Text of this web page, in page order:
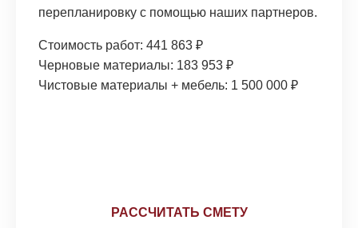
перепланировку с помощью наших партнеров.
Стоимость работ: 441 863 ₽
Черновые материалы: 183 953 ₽
Чистовые материалы + мебель: 1 500 000 ₽
РАССЧИТАТЬ СМЕТУ